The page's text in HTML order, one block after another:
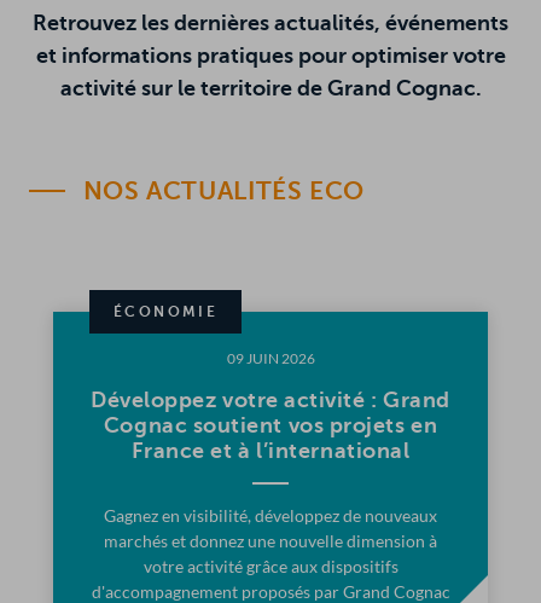
Retrouvez les dernières actualités, événements
et informations pratiques pour optimiser votre
activité sur le territoire de Grand Cognac.
NOS ACTUALITÉS ECO
ÉCONOMIE
09 JUIN 2026
Développez votre activité : Grand
Cognac soutient vos projets en
France et à l’international
Gagnez en visibilité, développez de nouveaux
marchés et donnez une nouvelle dimension à
votre activité grâce aux dispositifs
d'accompagnement proposés par Grand Cognac